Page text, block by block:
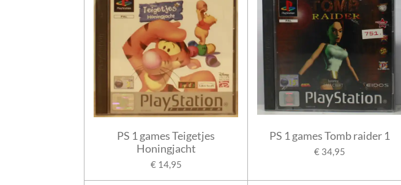
PS 1 games Teigetjes
Honingjacht
€ 14,95
PS 1 games Tomb raider 1
€ 34,95